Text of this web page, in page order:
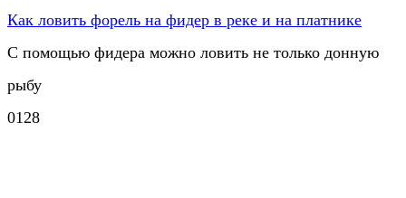
Как ловить форель на фидер в реке и на платнике
С помощью фидера можно ловить не только донную
рыбу
0128